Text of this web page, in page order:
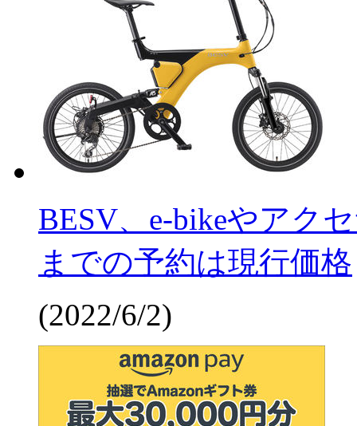
BESV、e-bikeやアク
までの予約は現行価格
(2022/6/2)